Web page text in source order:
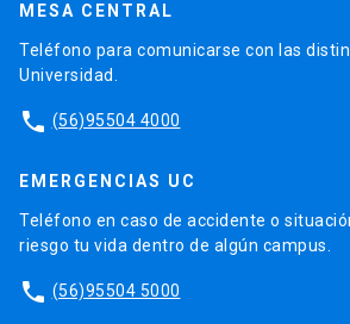
MESA CENTRAL
Teléfono para comunicarse con las
Universidad.
phone (56)95504 4000
EMERGENCIAS UC
Teléfono en caso de accidente o
riesgo tu vida dentro de algún campus.
phone (56)95504 5000